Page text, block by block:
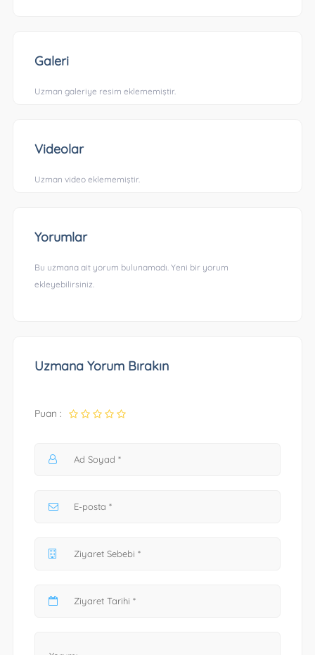
Galeri
Uzman galeriye resim eklememiştir.
Videolar
Uzman video eklememiştir.
Yorumlar
Bu uzmana ait yorum bulunamadı. Yeni bir yorum
ekleyebilirsiniz.
Uzmana Yorum Bırakın
Puan :